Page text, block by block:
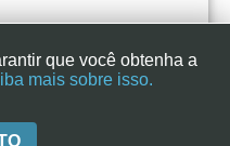
que você obtenha a
mais sobre isso.